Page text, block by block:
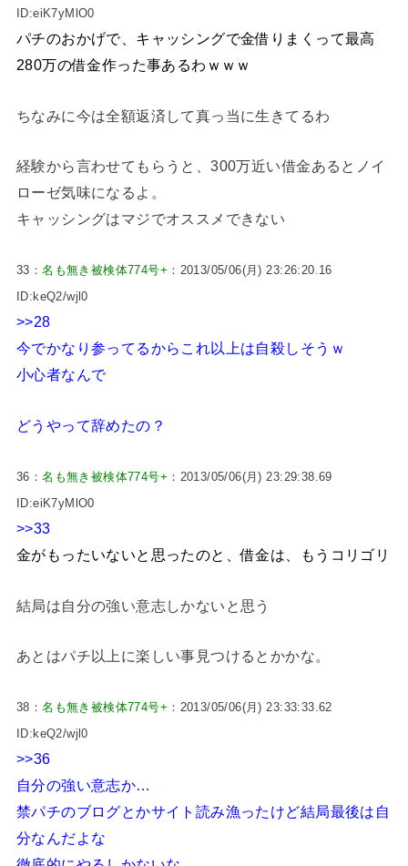
ID:eiK7yMlO0
パチのおかげで、キャッシングで金借りまくって最高
280万の借金作った事あるわｗｗｗ
ちなみに今は全額返済して真っ当に生きてるわ
経験から言わせてもらうと、300万近い借金あるとノイ
ローゼ気味になるよ。
キャッシングはマジでオススメできない
33：名も無き被検体774号+ ：2013/05/06(月) 23:26:20.16
ID:keQ2/wjl0
>>28
今でかなり参ってるからこれ以上は自殺しそうｗ
小心者なんで
どうやって辞めたの？
36：名も無き被検体774号+ ：2013/05/06(月) 23:29:38.69
ID:eiK7yMlO0
>>33
金がもったいないと思ったのと、借金は、もうコリゴリ
結局は自分の強い意志しかないと思う
あとはパチ以上に楽しい事見つけるとかかな。
38：名も無き被検体774号+ ：2013/05/06(月) 23:33:33.62
ID:keQ2/wjl0
>>36
自分の強い意志か…
禁パチのブログとかサイト読み漁ったけど結局最後は自
分なんだよな